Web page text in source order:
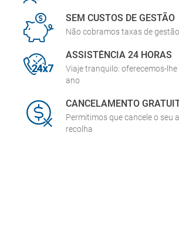
SEM CUSTOS DE GESTÃO
Não cobramos taxas de
ASSISTÊNCIA 24 HORAS
Viaje tranquilo: oferecemos-lhe
ano
CANCELAMENTO
Permitimos que cancele o seu
recolha